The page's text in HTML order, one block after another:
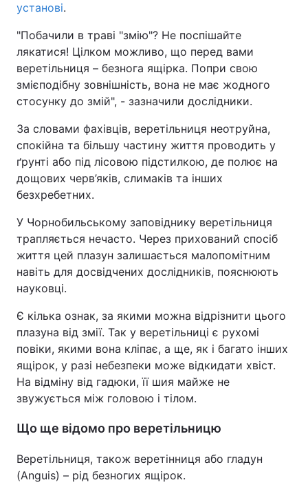
установі.
"Побачили в траві "змію"? Не поспішайте
лякатися! Цілком можливо, що перед вами
веретільниця – безнога ящірка. Попри свою
змієподібну зовнішність, вона не має жодного
стосунку до змій", - зазначили дослідники.
За словами фахівців, веретільниця неотруйна,
спокійна та більшу частину життя проводить у
ґрунті або під лісовою підстилкою, де полює на
дощових черв’яків, слимаків та інших
безхребетних.
У Чорнобильському заповіднику веретільниця
трапляється нечасто. Через прихований спосіб
життя цей плазун залишається малопомітним
навіть для досвідчених дослідників, пояснюють
науковці.
Є кілька ознак, за якими можна відрізнити цього
плазуна від змії. Так у веретільниці є рухомі
повіки, якими вона кліпає, а ще, як і багато інших
ящірок, у разі небезпеки може відкидати хвіст.
На відміну від гадюки, її шия майже не
звужується між головою і тілом.
Що ще відомо про веретільницю
Веретільниця, також веретінниця або гладун
(Anguis) – рід безногих ящірок.